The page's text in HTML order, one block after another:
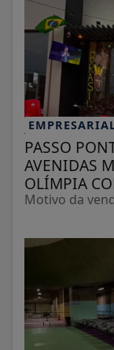
PASSO
AVENIDAS
OLÍMPIA
Motivo da